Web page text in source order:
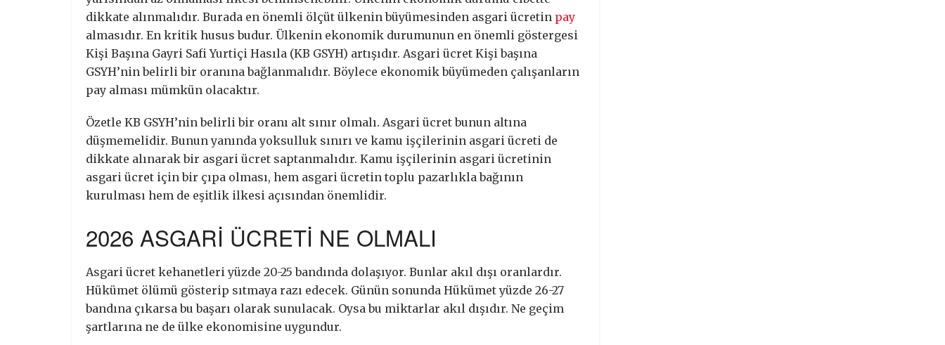
dikkate alınmalıdır. Burada en önemli ölçüt ülkenin büyümesinden asgari ücretin pay
almasıdır. En kritik husus budur. Ülkenin ekonomik durumunun en önemli göstergesi
Kişi Başına Gayri Safi Yurtiçi Hasıla (KB GSYH) artışıdır. Asgari ücret Kişi başına
GSYH’nin belirli bir oranına bağlanmalıdır. Böylece ekonomik büyümeden çalışanların
pay alması mümkün olacaktır.
Özetle KB GSYH’nin belirli bir oranı alt sınır olmalı. Asgari ücret bunun altına
düşmemelidir. Bunun yanında yoksulluk sınırı ve kamu işçilerinin asgari ücreti de
dikkate alınarak bir asgari ücret saptanmalıdır. Kamu işçilerinin asgari ücretinin
asgari ücret için bir çıpa olması, hem asgari ücretin toplu pazarlıkla bağının
kurulması hem de eşitlik ilkesi açısından önemlidir.
2026 ASGARİ ÜCRETİ NE OLMALI
Asgari ücret kehanetleri yüzde 20-25 bandında dolaşıyor. Bunlar akıl dışı oranlardır.
Hükümet ölümü gösterip sıtmaya razı edecek. Günün sonunda Hükümet yüzde 26-27
bandına çıkarsa bu başarı olarak sunulacak. Oysa bu miktarlar akıl dışıdır. Ne geçim
şartlarına ne de ülke ekonomisine uygundur.